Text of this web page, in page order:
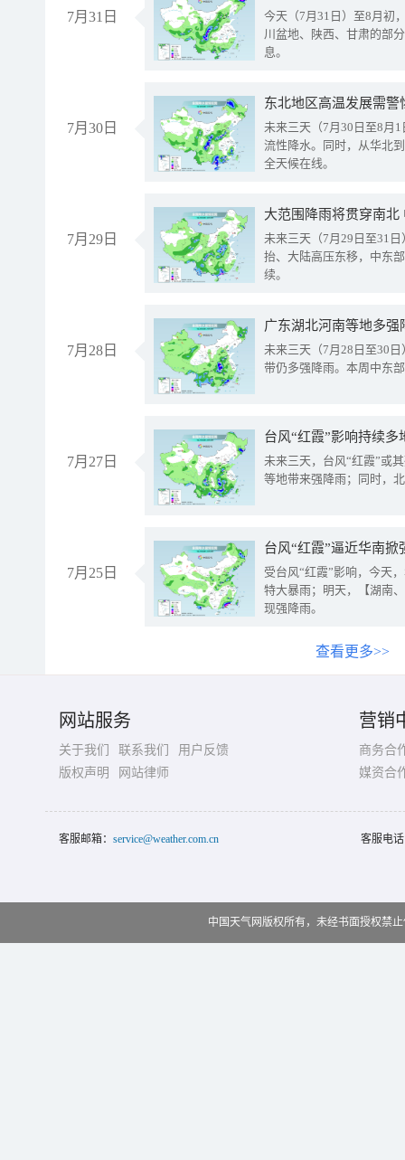
7月31日
今天（7月31日）至8月初
川盆地、陕西、甘肃的部
息。
7月30日
东北地区高温发展需
未来三天（7月30日至8月
流性降水。同时，从华北
全天候在线。
7月29日
大范围降雨将贯穿南
未来三天（7月29日至31
抬、大陆高压东移，中东
续。
7月28日
广东湖北河南等地多
未来三天（7月28日至30
带仍多强降雨。本周中东
7月27日
台风“红霞”影响持续
未来三天，台风“红霞”或
等地带来强降雨；同时，
7月25日
台风“红霞”逼近华南
受台风“红霞”影响，今天
特大暴雨；明天，【湖南
现强降雨。
查看更多>>
网站服务
关于我们 联系我们
用户反馈
版权声明
网站律师
营销
商务合
媒资合
客服邮箱： service@weather.com.cn 客服电
中国天气网版权所有，未经书面授权